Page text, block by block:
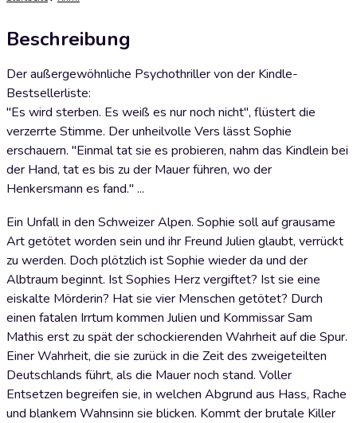
Beschreibung
Der außergewöhnliche Psychothriller von der Kindle-
Bestsellerliste:
"Es wird sterben. Es weiß es nur noch nicht", flüstert die
verzerrte Stimme. Der unheilvolle Vers lässt Sophie
erschauern. "Einmal tat sie es probieren, nahm das Kindlein bei
der Hand, tat es bis zu der Mauer führen, wo der
Henkersmann es fand." ...
Ein Unfall in den Schweizer Alpen. Sophie soll auf grausame
Art getötet worden sein und ihr Freund Julien glaubt, verrückt
zu werden. Doch plötzlich ist Sophie wieder da und der
Albtraum beginnt. Ist Sophies Herz vergiftet? Ist sie eine
eiskalte Mörderin? Hat sie vier Menschen getötet? Durch
einen fatalen Irrtum kommen Julien und Kommissar Sam
Mathis erst zu spät der schockierenden Wahrheit auf die Spur.
Einer Wahrheit, die sie zurück in die Zeit des zweigeteilten
Deutschlands führt, als die Mauer noch stand. Voller
Entsetzen begreifen sie, in welchen Abgrund aus Hass, Rache
und blankem Wahnsinn sie blicken. Kommt der brutale Killer